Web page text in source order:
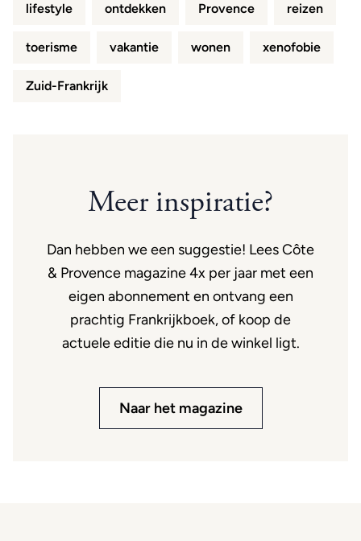
lifestyle ontdekken Provence reizen
toerisme vakantie wonen xenofobie
Zuid-Frankrijk
Meer inspiratie?
Dan hebben we een suggestie! Lees Côte
& Provence magazine 4x per jaar met een
eigen abonnement en ontvang een
prachtig Frankrijkboek, of koop de
actuele editie die nu in de winkel ligt.
Naar het magazine